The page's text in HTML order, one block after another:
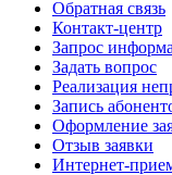
Обратная связь
Контакт-центр
Запрос
Задать вопрос
Реализация
Запись
Оформление
Отзыв заявки
Интернет-